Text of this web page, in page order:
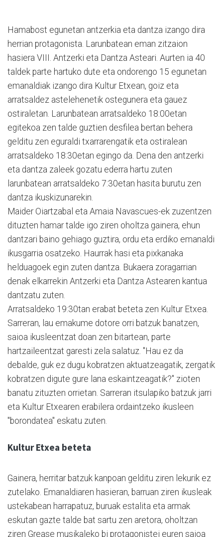
Hamabost egunetan antzerkia eta dantza izango dira
herrian protagonista. Larunbatean eman zitzaion
hasiera VIII. Antzerki eta Dantza Asteari. Aurten ia 40
taldek parte hartuko dute eta ondorengo 15 egunetan
emanaldiak izango dira Kultur Etxean, goiz eta
arratsaldez astelehenetik ostegunera eta gauez
ostiraletan. Larunbatean arratsaldeko 18:00etan
egitekoa zen talde guztien desfilea bertan behera
gelditu zen eguraldi txarrarengatik eta ostiralean
arratsaldeko 18:30etan egingo da. Dena den antzerki
eta dantza zaleek gozatu ederra hartu zuten
larunbatean arratsaldeko 7:30etan hasita burutu zen
dantza ikuskizunarekin.
Maider Oiartzabal eta Amaia Navascues-ek zuzentzen
dituzten hamar talde igo ziren oholtza gainera, ehun
dantzari baino gehiago guztira, ordu eta erdiko emanaldi
ikusgarria osatzeko. Haurrak hasi eta pixkanaka
helduagoek egin zuten dantza. Bukaera zoragarrian
denak elkarrekin Antzerki eta Dantza Astearen kantua
dantzatu zuten.
Arratsaldeko 19:30tan erabat beteta zen Kultur Etxea.
Sarreran, lau emakume dotore orri batzuk banatzen,
saioa ikusleentzat doan zen bitartean, parte
hartzaileentzat garesti zela salatuz. "Hau ez da
debalde, guk ez dugu kobratzen aktuatzeagatik, zergatik
kobratzen digute gure lana eskaintzeagatik?" zioten
banatu zituzten orrietan. Sarreran itsulapiko batzuk jarri
eta Kultur Etxearen erabilera ordaintzeko ikusleen
"borondatea" eskatu zuten.
Kultur Etxea beteta
Gainera, herritar batzuk kanpoan gelditu ziren lekurik ez
zutelako. Emanaldiaren hasieran, barruan ziren ikusleak
ustekabean harrapatuz, buruak estalita eta armak
eskutan gazte talde bat sartu zen aretora, oholtzan
ziren Grease musikaleko bi protagonistei euren saioa